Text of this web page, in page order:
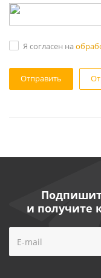
Я согласен на
и получите